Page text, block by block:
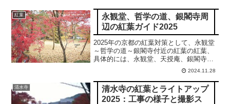
紅葉
永観堂、哲学の道、銀閣寺周
辺の紅葉ガイド2025
2025年の京都の紅葉対策として、永観堂
～哲学の道～銀閣寺付近の紅葉の紅葉、
具体的には、永観堂、天授庵、銀閣寺、
南禅寺、真如堂、金戒光明寺、法然院、
安楽寺、大豊神社、哲学の道につき、特
徴、ライトアップの有無,アクセスなどを
網羅的にご紹介します。
2024.11.28
清水寺
清水寺の紅葉とライトアップ
2025：工事の様子と撮影ス